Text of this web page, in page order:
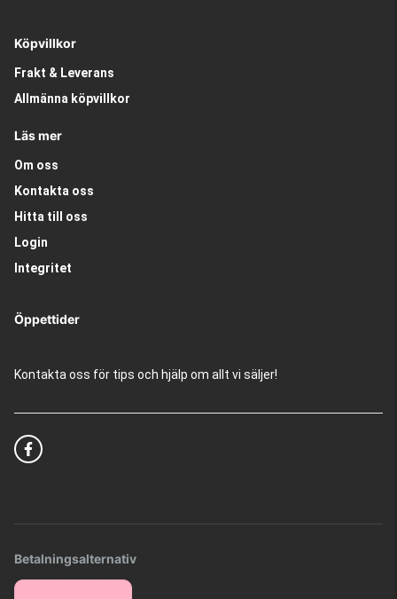
Köpvillkor
Frakt & Leverans
Allmänna köpvillkor
Läs mer
Om oss
Kontakta oss
Hitta till oss
Login
Integritet
Öppettider
Kontakta oss för tips och hjälp om allt vi säljer!
Betalningsalternativ